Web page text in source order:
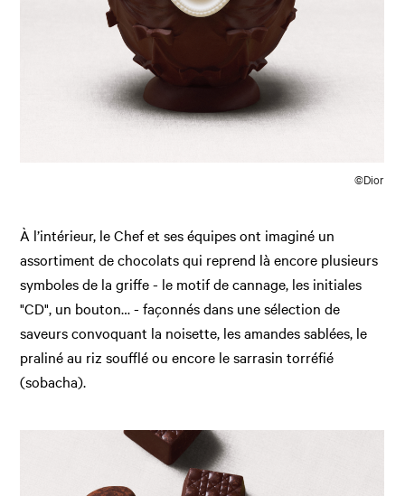
©Dior
À l’intérieur, le Chef et ses équipes ont imaginé un
assortiment de chocolats qui reprend là encore plusieurs
symboles de la griffe - le motif de cannage, les initiales
"CD", un bouton… - façonnés dans une sélection de
saveurs convoquant la noisette, les amandes sablées, le
praliné au riz soufflé ou encore le sarrasin torréfié
(sobacha).